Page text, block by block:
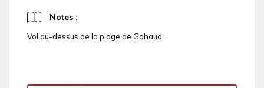
Notes :
Vol au-dessus de la plage de Gohaud